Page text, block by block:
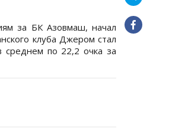
за БК Азовмаш, начал
клуба Джером стал
среднем по 22,2 очка за